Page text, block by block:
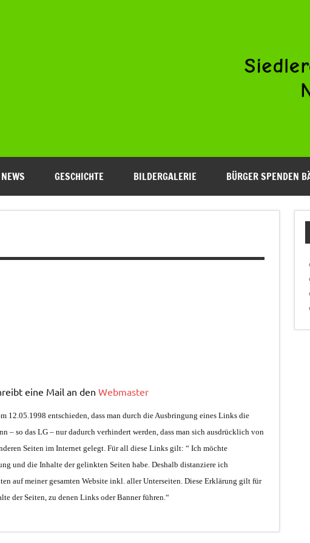
NEWS GESCHICHTE BILDERGALERIE BÜRGER SPENDEN
eine Mail an den Webmaster
12.05.1998 entschieden, dass man durch die Ausbringung eines Links die
– so das LG – nur dadurch verhindert werden, dass man sich ausdrücklich von
Seiten im Internet gelegt. Für all diese Links gilt: “ Ich möchte
und die Inhalte der gelinkten Seiten habe. Deshalb distanziere ich
auf meiner gesamten Website inkl. aller Unterseiten. Diese Erklärung gilt für
der Seiten, zu denen Links oder Banner führen.“